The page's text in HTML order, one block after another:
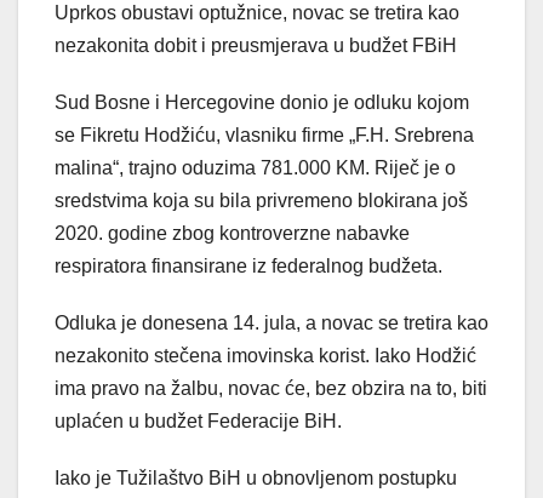
Uprkos obustavi optužnice, novac se tretira kao
nezakonita dobit i preusmjerava u budžet FBiH
Sud Bosne i Hercegovine donio je odluku kojom
se Fikretu Hodžiću, vlasniku firme „F.H. Srebrena
malina“, trajno oduzima 781.000 KM. Riječ je o
sredstvima koja su bila privremeno blokirana još
2020. godine zbog kontroverzne nabavke
respiratora finansirane iz federalnog budžeta.
Odluka je donesena 14. jula, a novac se tretira kao
nezakonito stečena imovinska korist. Iako Hodžić
ima pravo na žalbu, novac će, bez obzira na to, biti
uplaćen u budžet Federacije BiH.
Iako je Tužilaštvo BiH u obnovljenom postupku